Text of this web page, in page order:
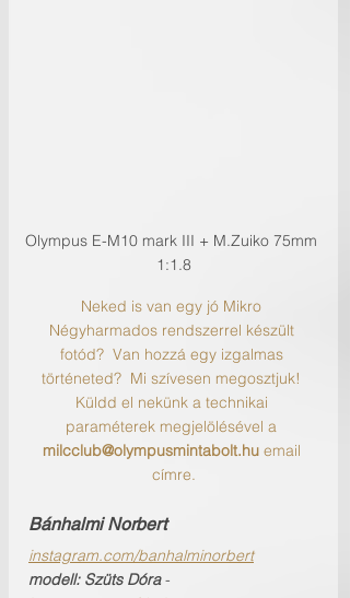
Olympus E-M10 mark III + M.Zuiko 75mm
1:1.8
Neked is van egy jó Mikro
Négyharmados rendszerrel készült
fotód?  Van hozzá egy izgalmas
történeted?  Mi szívesen megosztjuk!
Küldd el nekünk a technikai
paraméterek megjelölésével a
milcclub@olympusmintabolt.hu email
címre.
Bánhalmi Norbert
instagram.com/banhalminorbert
modell: Szüts Dóra -